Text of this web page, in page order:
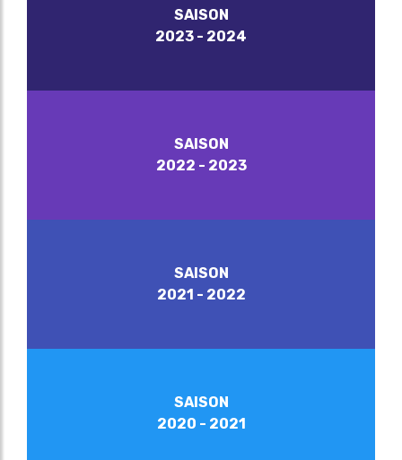
SAISON
2023 - 2024
SAISON
2022 - 2023
SAISON
2021 - 2022
SAISON
2020 - 2021